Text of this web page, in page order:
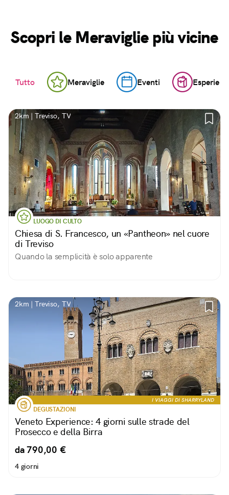
Scopri le Meraviglie più vicine
Tutto Meraviglie Eventi
2km | Treviso, TV
LUOGO DI CULTO
Chiesa di S. Francesco, un «Pantheon» nel cuore
di Treviso
Quando la semplicità è solo apparente
2km | Treviso, TV
I VIAGGI DI SHARRYLAND
DEGUSTAZIONI
Veneto Experience: 4 giorni sulle strade del
Prosecco e della Birra
da 790,00 €
4 giorni